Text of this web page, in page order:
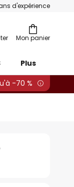
d'expérience
Mon panier
Plus
-70 %